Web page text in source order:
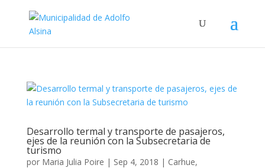
Desarrollo termal y transporte de pasajeros,
ejes de la reunión con la Subsecretaria de
turismo
por Maria Julia Poire | Sep 4, 2018 | Carhue,